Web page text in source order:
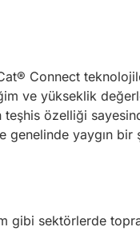
Connect
ve yükseklik
özelliği
genelinde yaygın
gibi sektörlerde